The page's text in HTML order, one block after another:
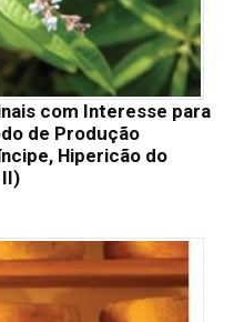
com Interesse para
de Produção
Hipericão do